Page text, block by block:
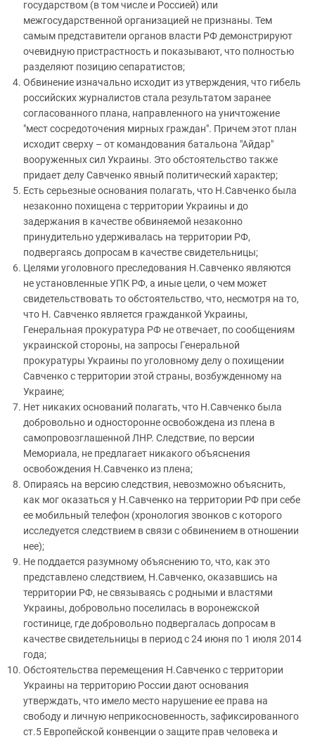
государством (в том числе и Россией) или
межгосударственной организацией не признаны. Тем
самым представители органов власти РФ демонстрируют
очевидную пристрастность и показывают, что полностью
разделяют позицию сепаратистов;
Обвинение изначально исходит из утверждения, что гибель
российских журналистов стала результатом заранее
согласованного плана, направленного на уничтожение
"мест сосредоточения мирных граждан". Причем этот план
исходит сверху – от командования батальона "Айдар"
вооруженных сил Украины. Это обстоятельство также
придает делу Савченко явный политический характер;
Есть серьезные основания полагать, что Н.Савченко была
незаконно похищена с территории Украины и до
задержания в качестве обвиняемой незаконно
принудительно удерживалась на территории РФ,
подвергаясь допросам в качестве свидетельницы;
Целями уголовного преследования Н.Савченко являются
не установленные УПК РФ, а иные цели, о чем может
свидетельствовать то обстоятельство, что, несмотря на то,
что Н. Савченко является гражданкой Украины,
Генеральная прокуратура РФ не отвечает, по сообщениям
украинской стороны, на запросы Генеральной
прокуратуры Украины по уголовному делу о похищении
Савченко с территории этой страны, возбужденному на
Украине;
Нет никаких оснований полагать, что Н.Савченко была
добровольно и односторонне освобождена из плена в
самопровозглашенной ЛНР. Следствие, по версии
Мемориала, не предлагает никакого объяснения
освобождения Н.Савченко из плена;
Опираясь на версию следствия, невозможно объяснить,
как мог оказаться у Н.Савченко на территории РФ при себе
ее мобильный телефон (хронология звонков с которого
исследуется следствием в связи с обвинением в отношении
нее);
Не поддается разумному объяснению то, что, как это
представлено следствием, Н.Савченко, оказавшись на
территории РФ, не связываясь с родными и властями
Украины, добровольно поселилась в воронежской
гостинице, где добровольно подвергалась допросам в
качестве свидетельницы в период с 24 июня по 1 июля 2014
года;
Обстоятельства перемещения Н.Савченко с территории
Украины на территорию России дают основания
утверждать, что имело место нарушение ее права на
свободу и личную неприкосновенность, зафиксированного
ст.5 Европейской конвенции о защите прав человека и